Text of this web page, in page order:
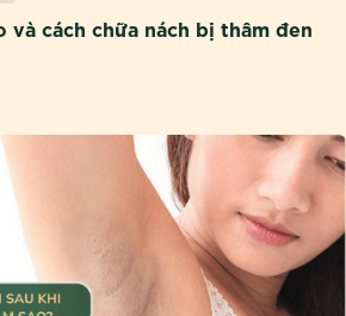
và cách chữa nách bị thâm đen